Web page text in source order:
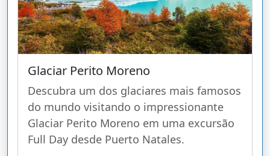
Glaciar Perito Moreno
Descubra um dos glaciares mais famosos
do mundo visitando o impressionante
Glaciar Perito Moreno em uma excursão
Full Day desde Puerto Natales.